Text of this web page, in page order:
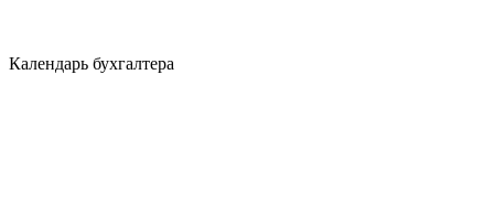
Календарь бухгалтера